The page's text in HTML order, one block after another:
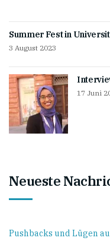
Summer Fest in
3 August 2023
17 Juni
Neueste
Pushbacks und Lügen